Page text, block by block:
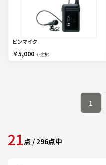
ピンマイク
￥5,000（税抜）
1
21点 / 296点中